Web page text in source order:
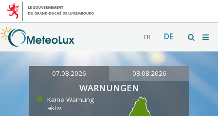
FR DE
07.08.2026 08.08.2026
WARNUNGEN
Keine Warnung
aktiv